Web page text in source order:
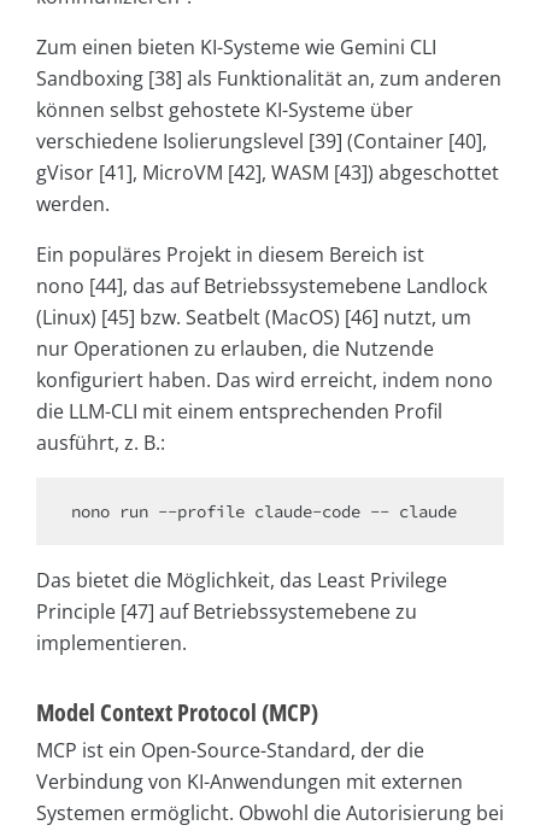
Zum einen bieten KI-Systeme wie Gemini CLI
Sandboxing [38] als Funktionalität an, zum anderen
können selbst gehostete KI-Systeme über
verschiedene Isolierungslevel [39] (Container [40],
gVisor [41], MicroVM [42], WASM [43]) abgeschottet
werden.
Ein populäres Projekt in diesem Bereich ist
nono [44], das auf Betriebssystemebene Landlock
(Linux) [45] bzw. Seatbelt (MacOS) [46] nutzt, um
nur Operationen zu erlauben, die Nutzende
konfiguriert haben. Das wird erreicht, indem nono
die LLM-CLI mit einem entsprechenden Profil
ausführt, z. B.:
Das bietet die Möglichkeit, das Least Privilege
Principle [47] auf Betriebssystemebene zu
implementieren.
Model Context Protocol (MCP)
MCP ist ein Open-Source-Standard, der die
Verbindung von KI-Anwendungen mit externen
Systemen ermöglicht. Obwohl die Autorisierung bei